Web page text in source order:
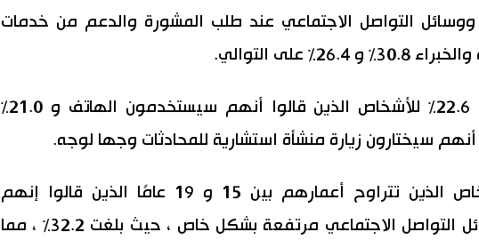
ووسائل التواصل الاجتماعي عند طلب المشورة والدعم من خدمات
على التوالي.
وصلت النسبة إلى 22.6٪ للأشخاص الذين قالوا أنهم سيستخدمون الهاتف و 21.0٪
أنهم سيختارون زيارة منشأة استشارية للمحادثات وجها لوجه.
كانت نسبة الأشخاص الذين تتراوح أعمارهم بين 15 و 19 عامًا الذين قالوا إنهم
سيستخدمون وسائل التواصل الاجتماعي مرتفعة بشكل خاص ، حيث بلغت 32.2٪ ، مما